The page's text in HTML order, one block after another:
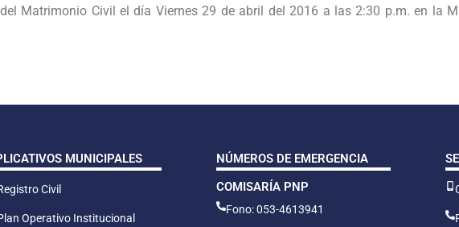
Matrimonio Civil el día Viernes 29 de abril del 2016 a las 2:30 p.m. en la
MUNICIPALES
Civil
Operativo Institucional
NÚMEROS DE EMERGENCIA
COMISARÍA PNP
Fono: 053-4613941